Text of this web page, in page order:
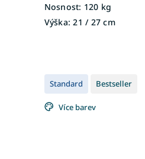
Nosnost: 120 kg
Výška: 21 / 27 cm
Standard Bestseller
Více barev